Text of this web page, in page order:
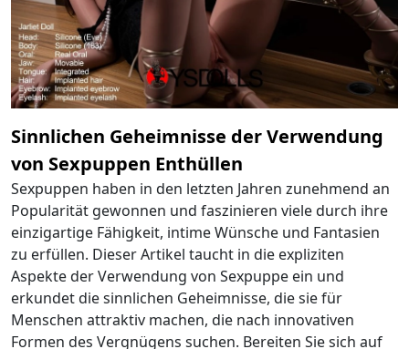
Sinnlichen Geheimnisse der Verwendung
von Sexpuppen Enthüllen
Sexpuppen haben in den letzten Jahren zunehmend an
Popularität gewonnen und faszinieren viele durch ihre
einzigartige Fähigkeit, intime Wünsche und Fantasien
zu erfüllen. Dieser Artikel taucht in die expliziten
Aspekte der Verwendung von Sexpuppe ein und
erkundet die sinnlichen Geheimnisse, die sie für
Menschen attraktiv machen, die nach innovativen
Formen des Vergnügens suchen. Bereiten Sie sich auf